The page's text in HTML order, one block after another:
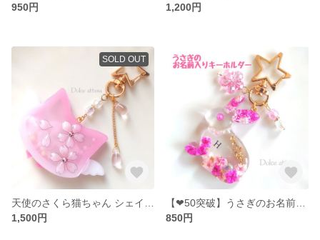
950円
1,200円
SOLD OUT
1,500円
850円